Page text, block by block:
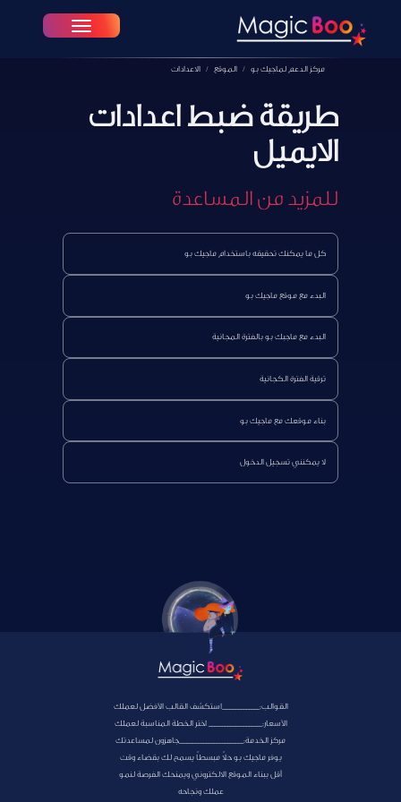
Toggle navigation
مركز الدعم لماجيك بو الموقع الاعدادات
طريقة ضبط اعدادات
الايميل
للمزيد من المساعدة
كل ما يمكنك تحقيقه باستخدام ماجيك بو
البدء مع موقع ماجيك بو
البدء مع ماجبك بو بالفترة المجانية
ترقية الفترة الكجانية
بناء موقعك مع ماجيك بو
لا يمكنني تسجيل الدخول
القوالب:______________استكشف القالب الأفضل لعملك
الأسعار:____________________ اختر الخطة المناسبة لعملك
مركز الخدمة:________________________جاهزون لمساعدتك
يوفر ماجيك بو حلاً مبسطاً يسمح لك بقضاء وقت
أقل ببناء الموقع الالكتروني ويمنحك الفرصة لنمو
عملك ونجاحه